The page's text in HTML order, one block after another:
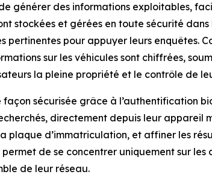
générer des informations exploitables,
stockées et gérées en toute sécurité
pour appuyer leurs enquêtes.
sur les véhicules sont chiffrées,
la pleine propriété et le contrôle de
sécurisée grâce à l’authentification
directement depuis leur appareil
d’immatriculation, et affiner les
de se concentrer uniquement sur les
de leur réseau.